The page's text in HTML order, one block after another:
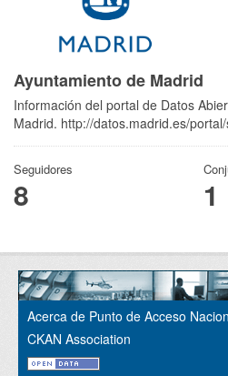
Ayuntamiento de Madrid
Información del portal de Datos
Madrid. http://datos.madrid.es/
Seguidores
8 1
Acerca de Punto de Acceso
CKAN Association